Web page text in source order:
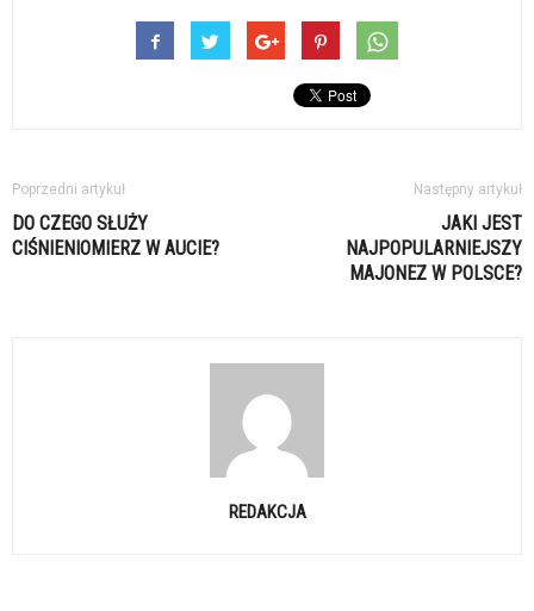
Poprzedni artykuł
DO CZEGO SŁUŻY
CIŚNIENIOMIERZ W AUCIE?
Następny artykuł
JAKI JEST
NAJPOPULARNIEJSZY
MAJONEZ W POLSCE?
REDAKCJA